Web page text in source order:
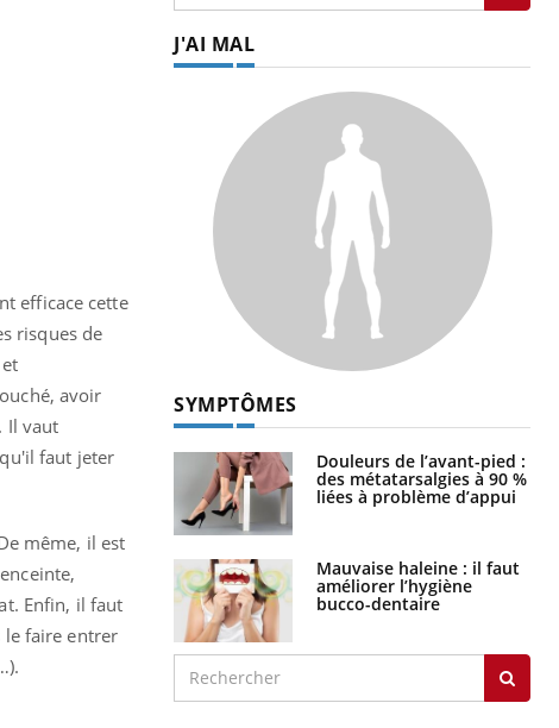
efficace cette
risques de
avoir
Il vaut
faut jeter
même, il est
Enfin, il faut
le faire entrer
J'AI MAL
SYMPTÔMES
Douleurs de l’avant-pied :
des métatarsalgies à 90 %
liées à problème d’appui
Mauvaise haleine : il faut
améliorer l’hygiène
bucco-dentaire